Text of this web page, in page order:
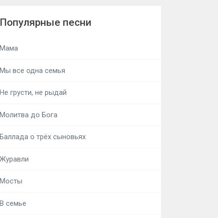
Популярные песни
Мама
Мы все одна семья
Не грусти, не рыдай
Молитва до Бога
Баллада о трёх сыновьях
Журавли
Мосты
В семье